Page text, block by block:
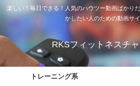
楽しい！毎日できる！人気のハウツー動画ばかり
かしたい人のための動画サ
RKSフィットネスチ
トレーニング系